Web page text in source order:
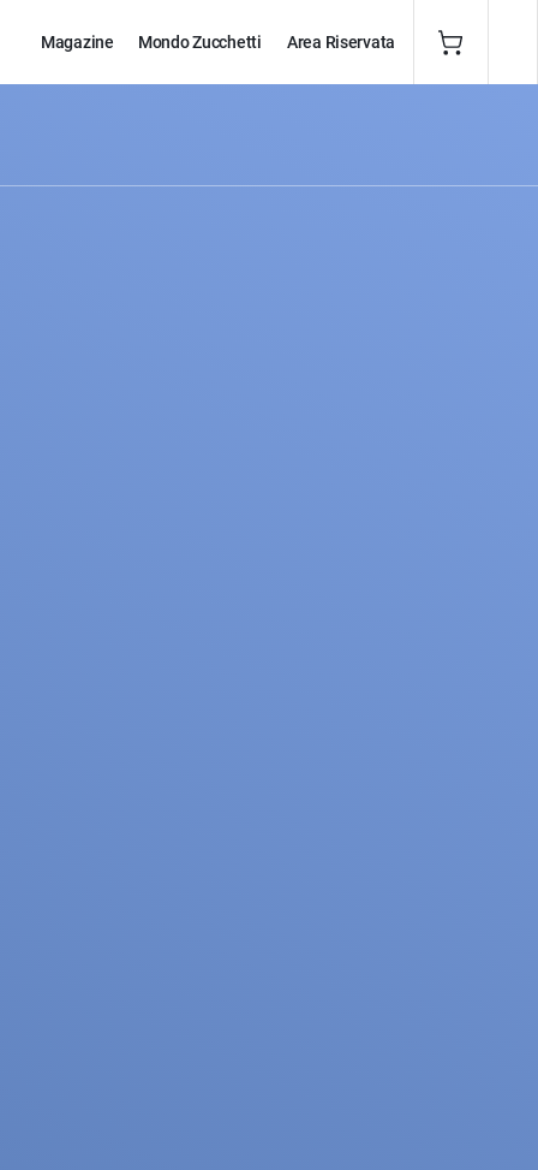
Magazine Mondo Zucchetti Area Riservata